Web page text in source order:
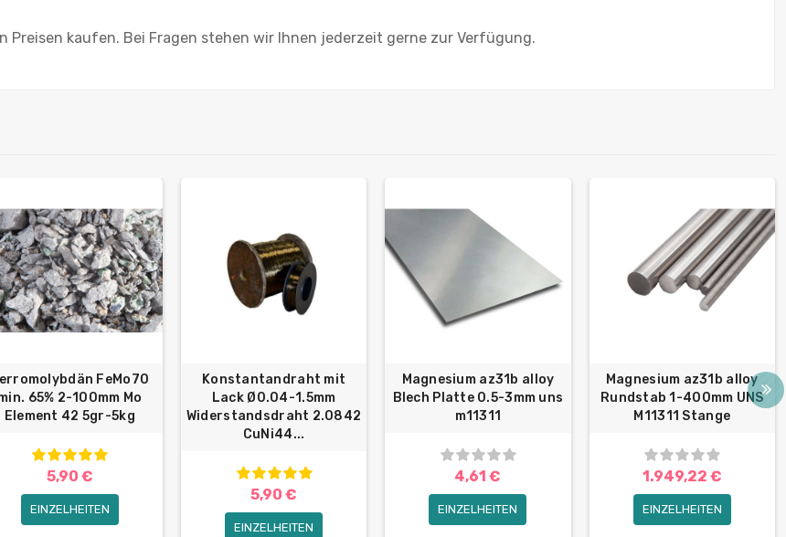
Preisen kaufen. Bei Fragen stehen wir Ihnen jederzeit gerne zur Verfügung.
FeMo70
65% 2-100mm Mo
Element 42 5gr-5kg
5,90 €
EINZELHEITEN
Konstantandraht mit
Lack Ø0.04-1.5mm
Widerstandsdraht 2.0842
CuNi44...
5,90 €
EINZELHEITEN
Magnesium az31b alloy
Blech Platte 0.5-3mm uns
m11311
4,61 €
EINZELHEITEN
Magnesium az31b alloy
Rundstab 1-400mm UNS
M11311 Stange
1.949,22 €
EINZELHEITEN